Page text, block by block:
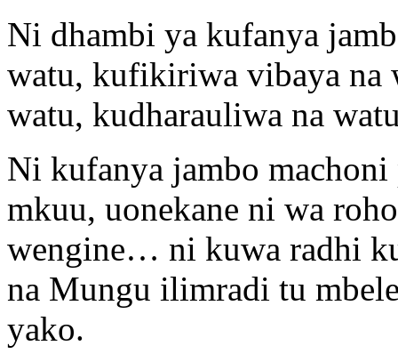
Ni dhambi ya kufanya
watu, kufikiriwa vibaya na
watu, kudharauliwa na
Ni kufanya jambo
mkuu, uonekane ni wa
wengine… ni kuwa radhi
na Mungu ilimradi tu
yako.